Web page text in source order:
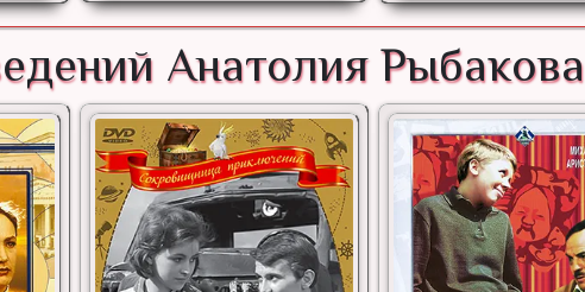
Анатолия Рыбакова